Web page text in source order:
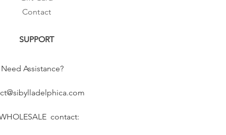
Contact
SUPPORT
Need Assistance?
contact: